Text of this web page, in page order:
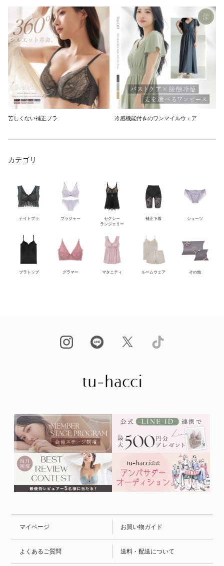
苦しくない補正ブラ 冷感機能付きのワンマイルウェア
カテゴリ
ナイトブラ ブラジャー
セクシー
ランジェリー
補正下着 ショーツ
ブラトップ グラマー マタニティ ルームウェア その他
マイページ お買い物ガイド
よくあるご質問 送料・配送について